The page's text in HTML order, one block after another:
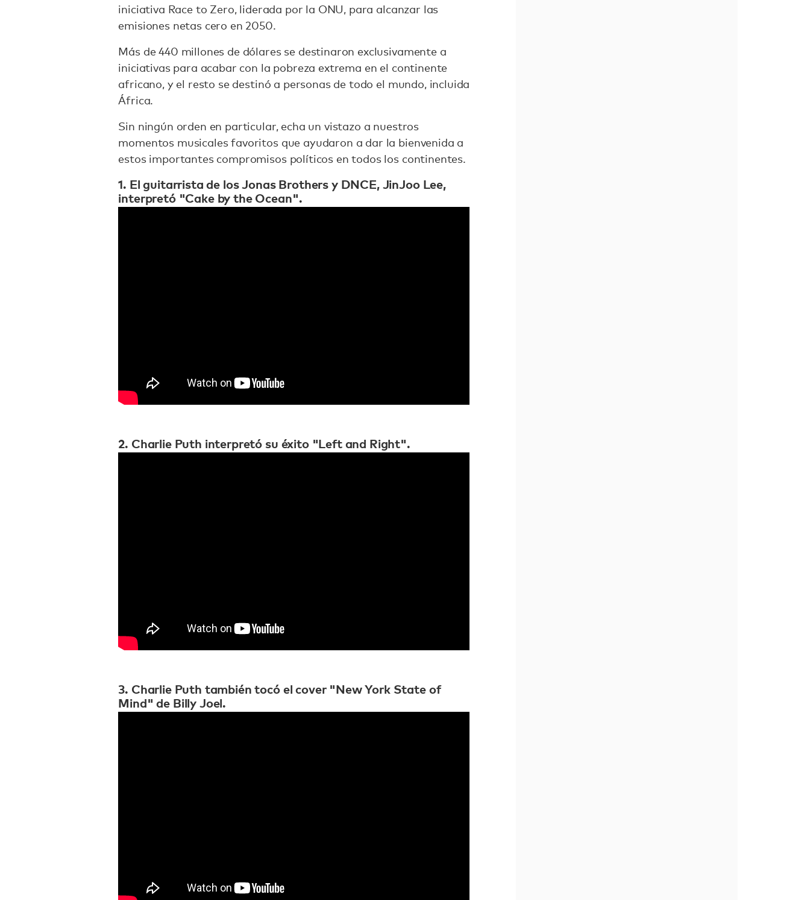
iniciativa Race to Zero, liderada por la ONU, para alcanzar las
emisiones netas cero en 2050.
Más de 440 millones de dólares se destinaron exclusivamente a
iniciativas para acabar con la pobreza extrema en el continente
africano, y el resto se destinó a personas de todo el mundo, incluida
África.
Sin ningún orden en particular, echa un vistazo a nuestros
momentos musicales favoritos que ayudaron a dar la bienvenida a
estos importantes compromisos políticos en todos los continentes.
1. El guitarrista de los Jonas Brothers y DNCE, JinJoo Lee,
interpretó "Cake by the Ocean".
2. Charlie Puth interpretó su éxito "Left and Right".
3. Charlie Puth también tocó el cover "New York State of
Mind" de Billy Joel.